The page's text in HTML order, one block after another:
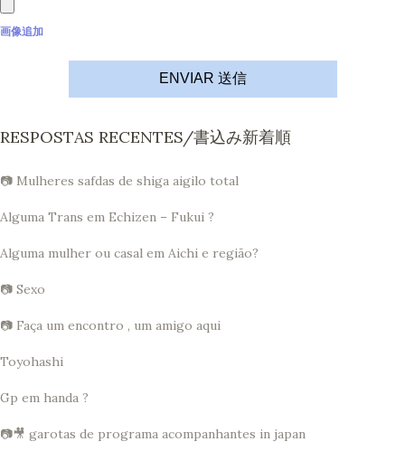
画像追加
ENVIAR 送信
RESPOSTAS RECENTES/書込み新着順
📷 Mulheres safdas de shiga aigilo total
Alguma Trans em Echizen – Fukui ?
Alguma mulher ou casal em Aichi e região?
📷 Sexo
📷 Faça um encontro , um amigo aqui
Toyohashi
Gp em handa ?
📷🎥 garotas de programa acompanhantes in japan